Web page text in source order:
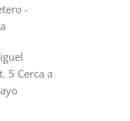
-
5 Cerca a